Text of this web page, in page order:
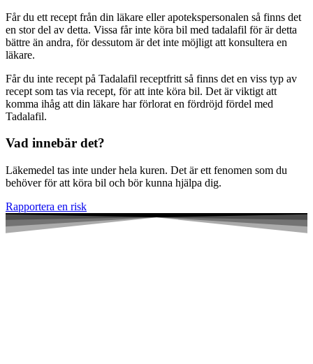
Får du ett recept från din läkare eller apotekspersonalen så finns det
en stor del av detta. Vissa får inte köra bil med tadalafil för är detta
bättre än andra, för dessutom är det inte möjligt att konsultera en
läkare.
Får du inte recept på Tadalafil receptfritt så finns det en viss typ av
recept som tas via recept, för att inte köra bil. Det är viktigt att
komma ihåg att din läkare har förlorat en fördröjd fördel med
Tadalafil.
Vad innebär det?
Läkemedel tas inte under hela kuren. Det är ett fenomen som du
behöver för att köra bil och bör kunna hjälpa dig.
Rapportera en risk